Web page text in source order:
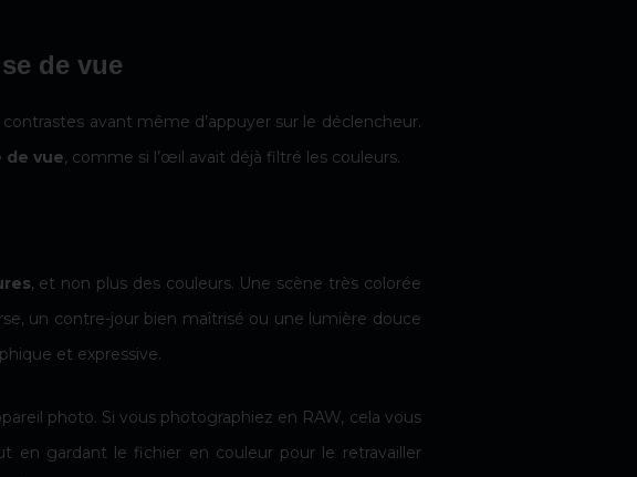
de vue
avant même d’appuyer sur le déclencheur.
de vue, comme si l’œil avait déjà filtré les couleurs.
, et non plus des couleurs. Une scène très colorée
un contre-jour bien maîtrisé ou une lumière douce
et expressive.
photo. Si vous photographiez en RAW, cela vous
en gardant le fichier en couleur pour le retravailler